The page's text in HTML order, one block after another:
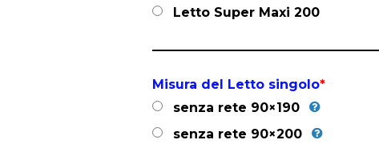
Letto Super Maxi 200
Misura del Letto singolo*
senza rete 90×190
senza rete 90×200